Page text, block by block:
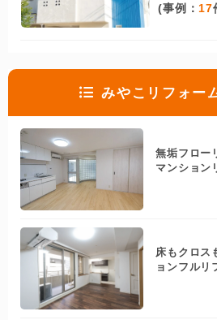
(事例： 17
みやこリフォー
無垢フロー
マンション
床もクロス
ョンフルリ